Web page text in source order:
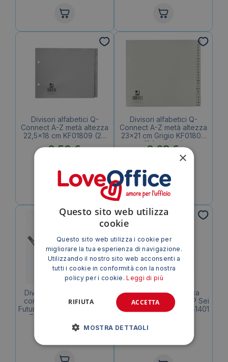
Divisori alfabetici Q-
Connect A-Z metà altezza
22,5×18 cm KF01809 (20
pagine)
0,50€
Divisori alfabetici Q-
Connect A-Z metà altezza
23×21 cm Grigio KF01808
(24 pagine)
0,68€
IVA esclusa
Divisori in cartoncino A4
con tasti stampati Nature
Future Exacompta – A4 – A-
Z – 20 tasti – 160g/m²
(conf.4)
€
Intercalari per rubrica
alfabetica Record in PP Sei
Rota – 21×29,7 cm – 581401
In riassortimento
×
Questo sito web utilizza
cookie
Questo sito web utilizza i cookie per
migliorare la tua esperienza di navigazione.
Utilizzando il nostro sito web acconsenti a
tutti i cookie in conformità con la nostra
policy per i cookie.Leggi di più
ACCETTA
RIFIUTA
MOSTRA DETTAGLI